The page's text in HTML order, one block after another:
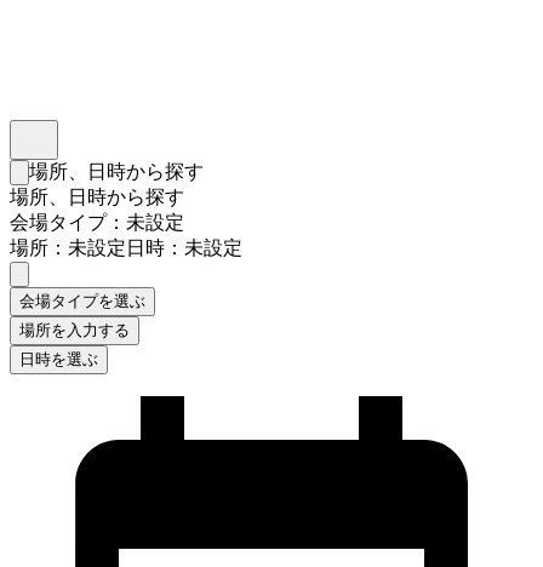
検索フォームを閉じる
場所、日時から探す
場所、日時から探す
会場タイプ：未設定
場所：未設定日時：未設定
会場タイプを選ぶ
場所を入力する
日時を選ぶ